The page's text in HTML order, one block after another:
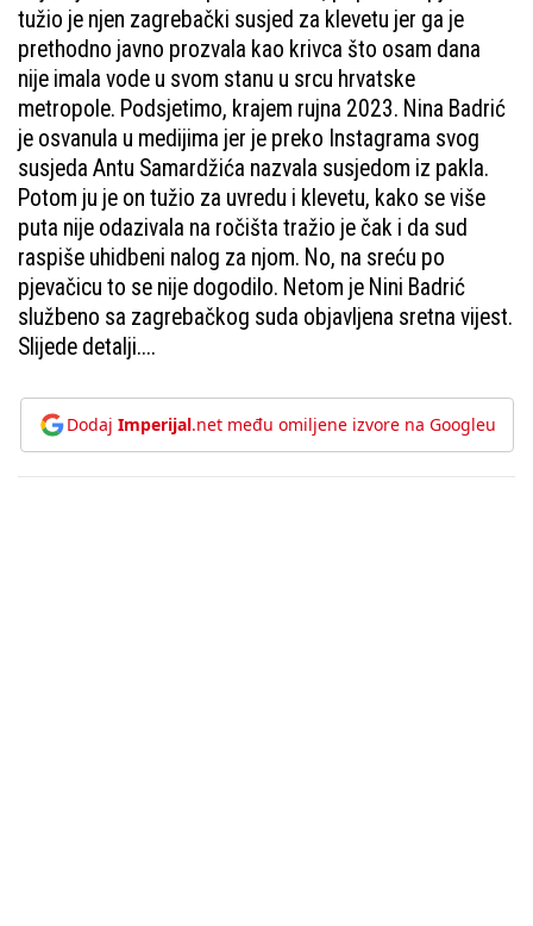
tužio je njen zagrebački susjed za klevetu jer ga je
prethodno javno prozvala kao krivca što osam dana
nije imala vode u svom stanu u srcu hrvatske
metropole. Podsjetimo, krajem rujna 2023. Nina Badrić
je osvanula u medijima jer je preko Instagrama svog
susjeda Antu Samardžića nazvala susjedom iz pakla.
Potom ju je on tužio za uvredu i klevetu, kako se više
puta nije odazivala na ročišta tražio je čak i da sud
raspiše uhidbeni nalog za njom. No, na sreću po
pjevačicu to se nije dogodilo. Netom je Nini Badrić
službeno sa zagrebačkog suda objavljena sretna vijest.
Slijede detalji....
Dodaj Imperijal.net među omiljene izvore na Googleu